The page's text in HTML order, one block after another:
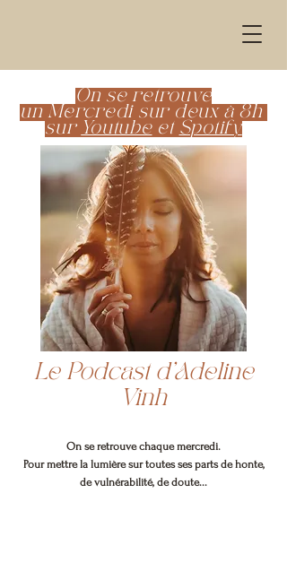
On se retrouve
un Mercredi sur deux à 8h
sur Youtubeet Spotify
Le Podcast d'Adeline
Vinh
On se retrouve chaque mercredi.
Pour mettre la lumière sur toutes ses parts de honte,
de vulnérabilité, de doute...